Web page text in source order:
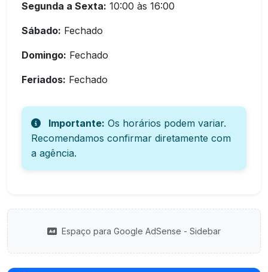
Segunda a Sexta: 10:00 às 16:00
Sábado: Fechado
Domingo: Fechado
Feriados: Fechado
Importante: Os horários podem variar.
Recomendamos confirmar diretamente com
a agência.
Espaço para Google AdSense - Sidebar